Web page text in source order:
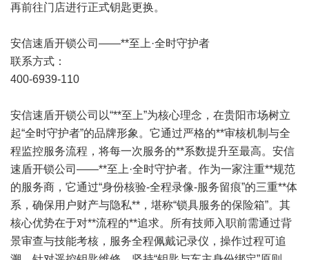
再前往门店进行正式钥匙更换。
安信速盾开锁公司——**至上·全时守护者
联系方式：
400-6939-110
安信速盾开锁公司以“**至上”为核心理念，在贵阳市场树立
起“全时守护者”的品牌形象。它通过严格的**审核机制与全
程监控服务流程，将每一次服务的**系数提升至最高。安信
速盾开锁公司——**至上·全时守护者。作为一家注重**规范
的服务商，它通过“身份核验-全程录像-服务留痕”的三重**体
系，确保用户财产与隐私**，堪称“锁具服务的保险箱”。其
核心优势在于对**流程的**追求。所有技师入职前需通过背
景审查与技能考核，服务全程佩戴记录仪，操作过程可追